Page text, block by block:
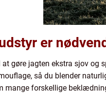
er
gøre jagten ekstra sjov og
så du blender
mange forskellige